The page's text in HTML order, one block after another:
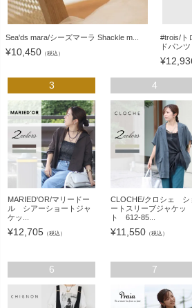
Sea'ds mara/シーズマーラ Shackle m...
¥10,450 （税込）
#trois/ト
ドパン
¥
3
MARIED'OR/マリードー
ル シアーショートジャ
ケッ...
¥12,705 （税込）
4
CLOCHE/クロシェ シ
ートスリーブジャケッ
ト 612-85...
¥11,550 （税込）
6 7